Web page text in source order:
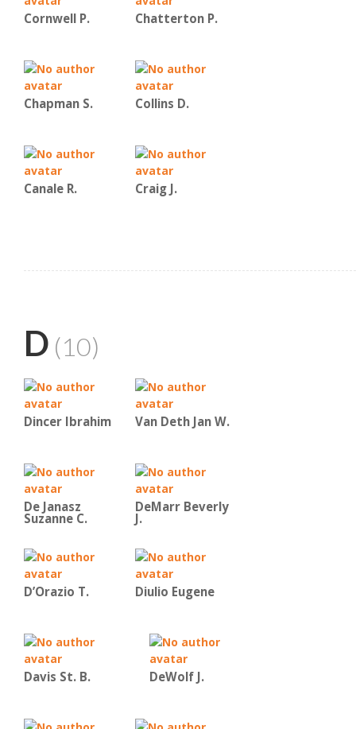
Cornwell P. Chatterton P.
Chapman S. Collins D.
Canale R. Craig J.
D (10)
Dincer Ibrahim Van Deth Jan W.
De Janasz
Suzanne C.
DeMarr Beverly
J.
D’Orazio T. Diulio Eugene
Davis St. B. DeWolf J.